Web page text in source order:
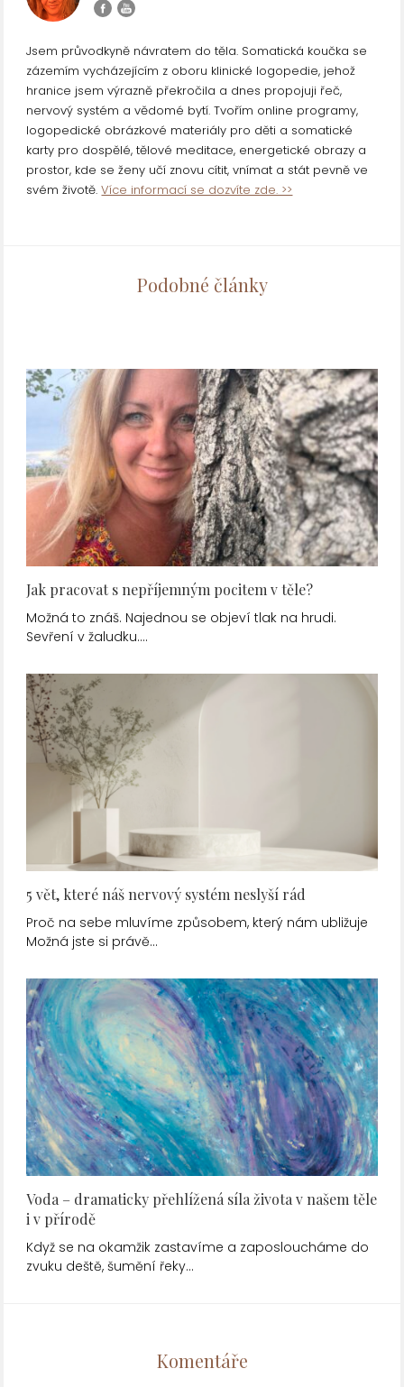
Jsem průvodkyně návratem do těla. Somatická koučka se
zázemím vycházejícím z oboru klinické logopedie, jehož
hranice jsem výrazně překročila a dnes propojuji řeč,
nervový systém a vědomé bytí. Tvořím online programy,
logopedické obrázkové materiály pro děti a somatické
karty pro dospělé, tělové meditace, energetické obrazy a
prostor, kde se ženy učí znovu cítit, vnímat a stát pevně ve
svém životě.Více informací se dozvíte zde. >>
Podobné články
Jak pracovat s nepříjemným pocitem v těle?
Možná to znáš. Najednou se objeví tlak na hrudi.
Sevření v žaludku.…
5 vět, které náš nervový systém neslyší rád
Proč na sebe mluvíme způsobem, který nám ubližuje
Možná jste si právě…
Voda – dramaticky přehlížená síla života v našem těle
i v přírodě
Když se na okamžik zastavíme a zaposloucháme do
zvuku deště, šumění řeky…
Komentáře